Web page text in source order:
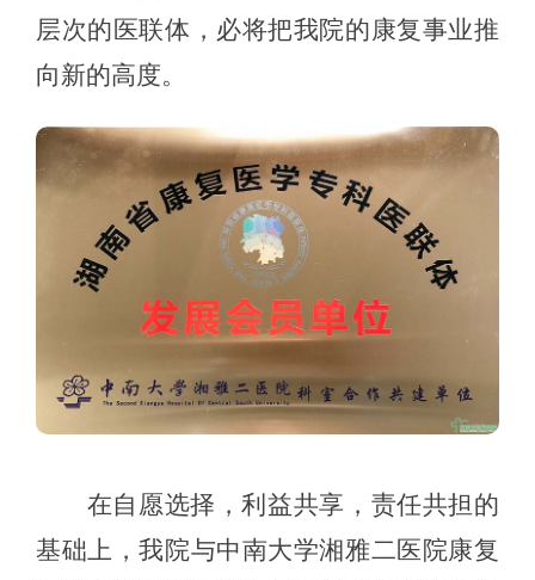
层次的医联体，必将把我院的康复事业推
向新的高度。
在自愿选择，利益共享，责任共担的
基础上，我院与中南大学湘雅二医院康复